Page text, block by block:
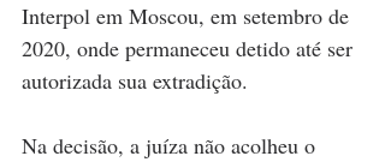
Interpol em Moscou, em setembro de
2020, onde permaneceu detido até ser
autorizada sua extradição.
Na decisão, a juíza não acolheu o